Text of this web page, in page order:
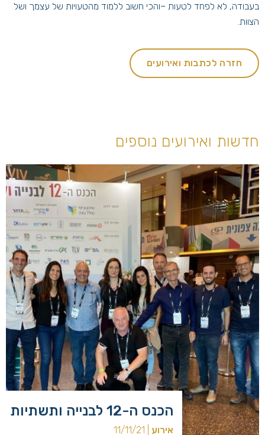
בעבודה, לא לפחד לטעות –והכי חשוב ללמוד מהטעויות של עצמך ושל
הצוות.
חזרה לכתבות ואירועים
חדשות ואירועים נוספים
הכנס ה-12 לבנייה ותשתיות
אירוע